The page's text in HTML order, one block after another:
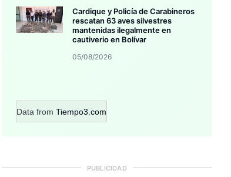
Cardique y Policía de Carabineros
rescatan 63 aves silvestres
mantenidas ilegalmente en
cautiverio en Bolívar
05/08/2026
Data from Tiempo3.com
PUBLICIDAD